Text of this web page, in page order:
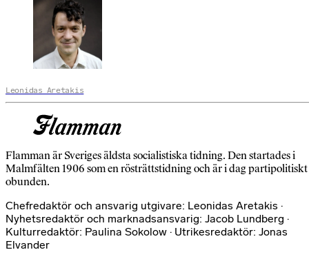
Leonidas Aretakis
Flamman är Sveriges äldsta socialistiska tidning. Den startades i
Malmfälten 1906 som en rösträttstidning och är i dag partipolitiskt
obunden.
Chefredaktör och ansvarig utgivare: Leonidas Aretakis ·
Nyhetsredaktör och marknadsansvarig: Jacob Lundberg ·
Kulturredaktör: Paulina Sokolow · Utrikesredaktör: Jonas
Elvander